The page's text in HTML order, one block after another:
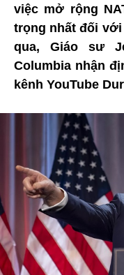
việc mở rộng
trọng nhất đối
qua, Giáo sư
Columbia nhận
kênh YouTube